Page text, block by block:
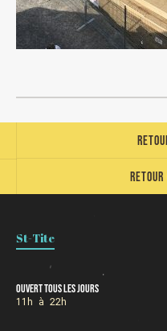
St-Tite
Ouvert tous les jours
11h à 22h
FERMÉ du
OUVERT 26 et
OUVERT 28 et